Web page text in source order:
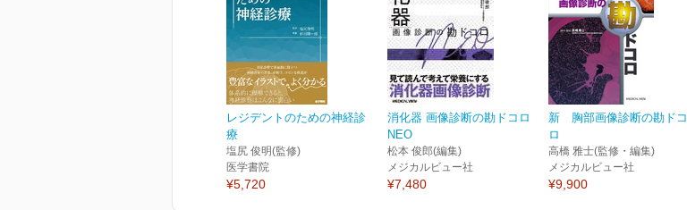
レジデントのための神経診
療
塩尻 俊明(監修)
医学書院
¥5,720
消化器 画像診断の勘ドコロ
NEO
松本 俊郎(編集)
メジカルビュー社
¥7,480
新 胸部画像診断の勘ドコ
ロ
高橋 雅士(監修・編集)
メジカルビュー社
¥9,900